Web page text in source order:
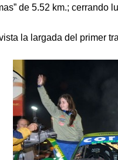
de 5.52 km.;
la largada del primer